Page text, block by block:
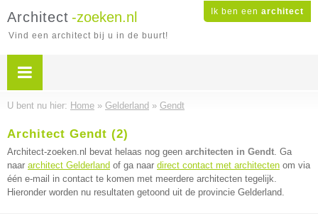
Ik ben een architect
Architect -zoeken.nl
Vind een architect bij u in de buurt!
U bent nu hier: Home » Gelderland » Gendt
Architect Gendt (2)
Architect-zoeken.nl bevat helaas nog geen architecten in Gendt. Ga
naar architect Gelderland of ga naar direct contact met architecten om via
één e-mail in contact te komen met meerdere architecten tegelijk.
Hieronder worden nu resultaten getoond uit de provincie Gelderland.